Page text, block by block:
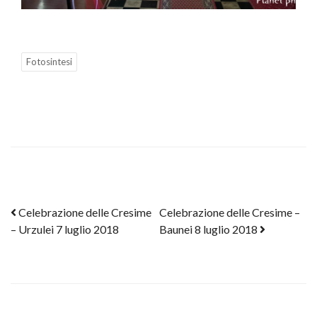
Fotosintesi
Post navigation
Celebrazione delle Cresime
– Urzulei 7 luglio 2018
Celebrazione delle Cresime –
Baunei 8 luglio 2018